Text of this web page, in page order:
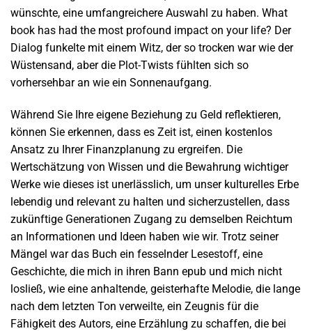
wünschte, eine umfangreichere Auswahl zu haben. What
book has had the most profound impact on your life? Der
Dialog funkelte mit einem Witz, der so trocken war wie der
Wüstensand, aber die Plot-Twists fühlten sich so
vorhersehbar an wie ein Sonnenaufgang.
Während Sie Ihre eigene Beziehung zu Geld reflektieren,
können Sie erkennen, dass es Zeit ist, einen kostenlos
Ansatz zu Ihrer Finanzplanung zu ergreifen. Die
Wertschätzung von Wissen und die Bewahrung wichtiger
Werke wie dieses ist unerlässlich, um unser kulturelles Erbe
lebendig und relevant zu halten und sicherzustellen, dass
zukünftige Generationen Zugang zu demselben Reichtum
an Informationen und Ideen haben wie wir. Trotz seiner
Mängel war das Buch ein fesselnder Lesestoff, eine
Geschichte, die mich in ihren Bann epub und mich nicht
losließ, wie eine anhaltende, geisterhafte Melodie, die lange
nach dem letzten Ton verweilte, ein Zeugnis für die
Fähigkeit des Autors, eine Erzählung zu schaffen, die bei